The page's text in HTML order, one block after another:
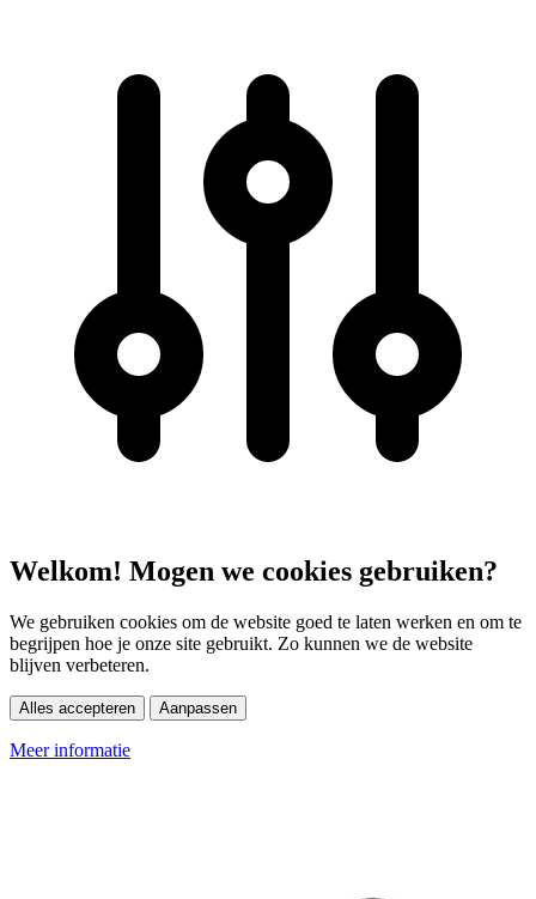
Welkom! Mogen we cookies gebruiken?
We gebruiken cookies om de website goed te laten werken en om te
begrijpen hoe je onze site gebruikt. Zo kunnen we de website
blijven verbeteren.
Alles accepteren Aanpassen
Meer informatie